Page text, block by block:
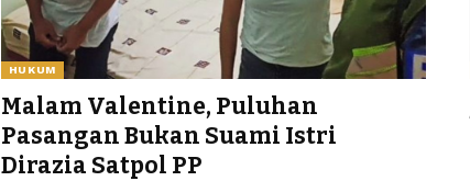
HUKUM
Malam Valentine, Puluhan
Pasangan Bukan Suami Istri
Dirazia Satpol PP